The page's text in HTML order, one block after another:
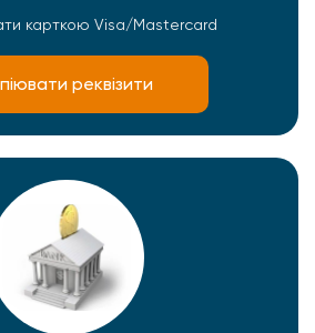
карткою Visa/Mastercard
реквізити